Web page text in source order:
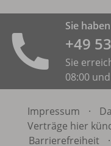
Sie
+49
Sie
08:00
Impressum ·
Verträge hier
Barrierefreiheit
·